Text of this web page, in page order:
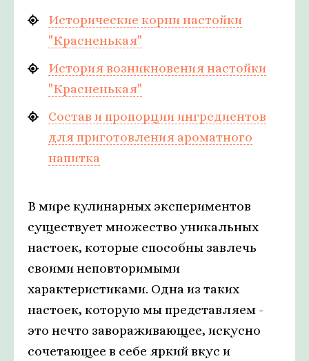
Исторические корни настойки
"Красненькая"
История возникновения настойки
"Красненькая"
Состав и пропорции ингредиентов
для приготовления ароматного
напитка
В мире кулинарных экспериментов
существует множество уникальных
настоек, которые способны завлечь
своими неповторимыми
характеристиками. Одна из таких
настоек, которую мы представляем -
это нечто завораживающее, искусно
сочетающее в себе яркий вкус и